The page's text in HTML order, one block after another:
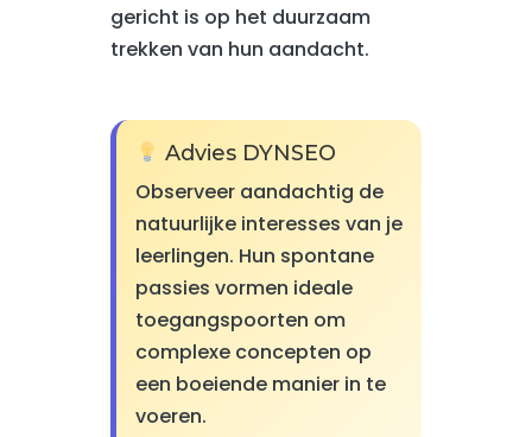
gericht is op het duurzaam
trekken van hun aandacht.
Advies DYNSEO
Observeer aandachtig de
natuurlijke interesses van je
leerlingen. Hun spontane
passies vormen ideale
toegangspoorten om
complexe concepten op
een boeiende manier in te
voeren.